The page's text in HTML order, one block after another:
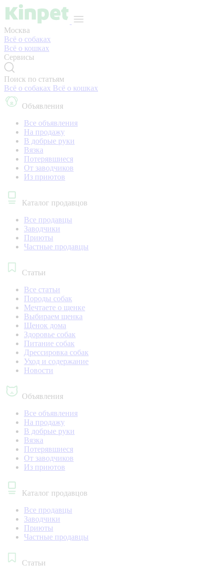
Москва
Всё о собаках
Всё о кошках
Сервисы
Поиск по статьям
Всё о собаках Всё о кошках
Объявления
Все объявления
На продажу
В добрые руки
Вязка
Потерявшиеся
От заводчиков
Из приютов
Каталог продавцов
Все продавцы
Заводчики
Приюты
Частные продавцы
Статьи
Все статьи
Породы собак
Мечтаете о щенке
Выбираем щенка
Щенок дома
Здоровье собак
Питание собак
Дрессировка собак
Уход и содержание
Новости
Объявления
Все объявления
На продажу
В добрые руки
Вязка
Потерявшиеся
От заводчиков
Из приютов
Каталог продавцов
Все продавцы
Заводчики
Приюты
Частные продавцы
Статьи